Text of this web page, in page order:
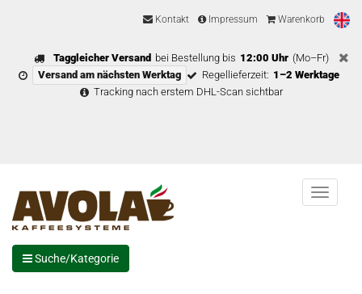
Kontakt Impressum Warenkorb
Taggleicher Versand bei Bestellung bis 12:00 Uhr (Mo–Fr)
Versand am nächsten Werktag
Regellieferzeit: 1–2 Werktage
Tracking nach erstem DHL-Scan sichtbar
Menu
Suche/Kategorie